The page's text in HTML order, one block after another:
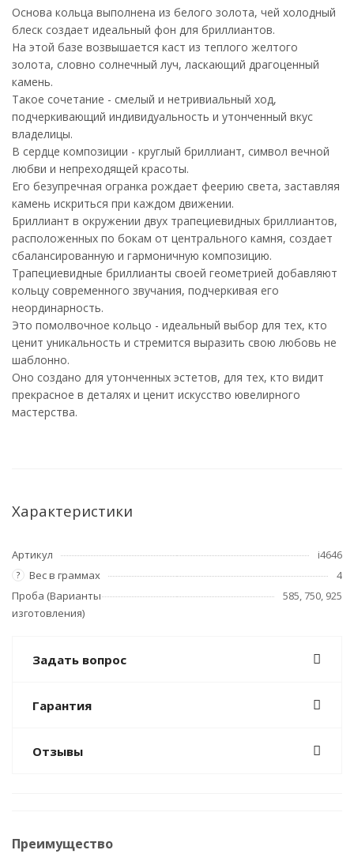
Основа кольца выполнена из белого золота, чей холодный
блеск создает идеальный фон для бриллиантов.
На этой базе возвышается каст из теплого желтого
золота, словно солнечный луч, ласкающий драгоценный
камень.
Такое сочетание - смелый и нетривиальный ход,
подчеркивающий индивидуальность и утонченный вкус
владелицы.
В сердце композиции - круглый бриллиант, символ вечной
любви и непреходящей красоты.
Его безупречная огранка рождает феерию света, заставляя
камень искриться при каждом движении.
Бриллиант в окружении двух трапециевидных бриллиантов,
расположенных по бокам от центрального камня, создает
сбалансированную и гармоничную композицию.
Трапециевидные бриллианты своей геометрией добавляют
кольцу современного звучания, подчеркивая его
неординарность.
Это помолвочное кольцо - идеальный выбор для тех, кто
ценит уникальность и стремится выразить свою любовь не
шаблонно.
Оно создано для утонченных эстетов, для тех, кто видит
прекрасное в деталях и ценит искусство ювелирного
мастерства.
Характеристики
Артикул i4646
? Вес в граммах
4
Проба (Варианты
изготовления)
585, 750, 925
Задать вопрос
Гарантия
Отзывы
Преимущество